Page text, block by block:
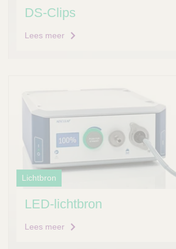
DS-Clips
Lees meer
Lichtbron
LED-lichtbron
Lees meer